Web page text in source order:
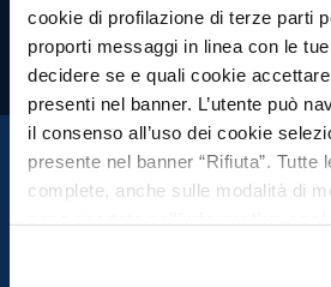
cookie di profilazione di terze parti
proporti messaggi in linea con le
decidere se e quali cookie
presenti nel banner. L’utente può
il consenso all’uso dei cookie
presente nel banner “Rifiuta”. Tutte
complete, anche sulle modalità di
ROUTES
Top routes
In half a day
In a day
WHAT
Rome
Tuscia
Free
Gaeta